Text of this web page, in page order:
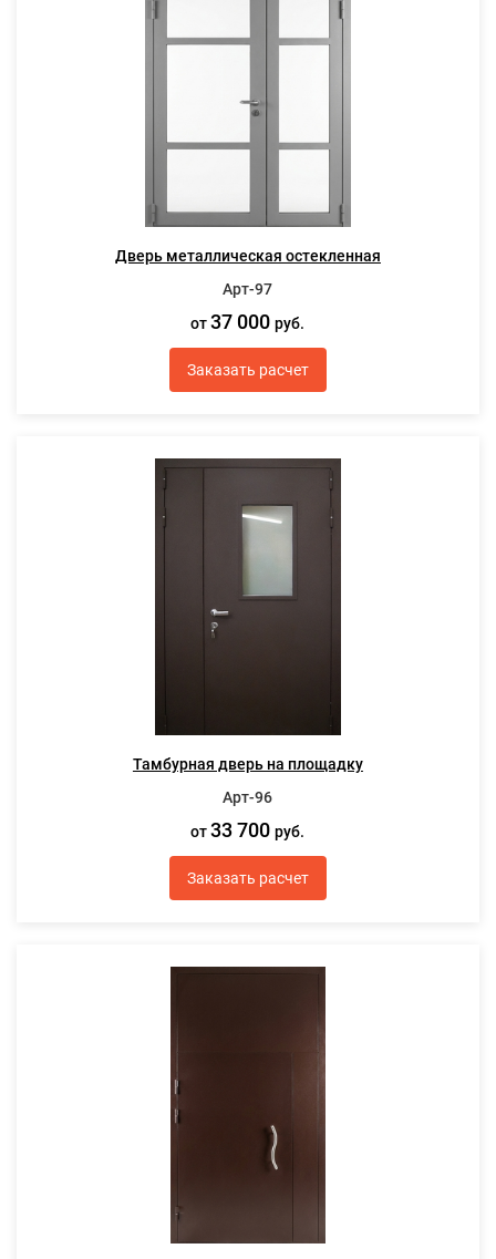
Дверь металлическая остекленная
Арт-97
от37 000руб.
Заказать расчет
Тамбурная дверь на площадку
Арт-96
от33 700руб.
Заказать расчет